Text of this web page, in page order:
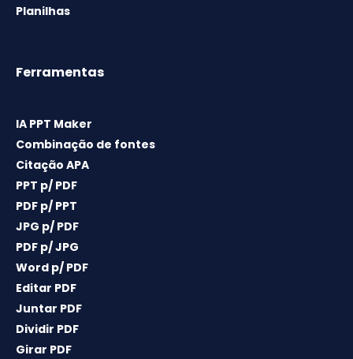
Planilhas
Ferramentas
IA PPT Maker
Combinação de fontes
Citação APA
PPT p/ PDF
PDF p/ PPT
JPG p/ PDF
PDF p/ JPG
Word p/ PDF
Editar PDF
Juntar PDF
Dividir PDF
Girar PDF